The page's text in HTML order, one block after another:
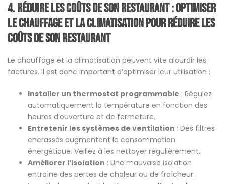
4. réduire les coûts de son restaurant :Optimiser
le chauffage et la climatisation pour réduire les
coûts de son restaurant
Le chauffage et la climatisation peuvent vite alourdir les
factures. Il est donc important d’optimiser leur utilisation :
Installer un thermostat programmable : Régulez
automatiquement la température en fonction des
heures d’ouverture et de fermeture.
Entretenir les systèmes de ventilation : Des filtres
encrassés augmentent la consommation
énergétique. Veillez à les nettoyer régulièrement.
Améliorer l’isolation : Une mauvaise isolation
entraîne des pertes de chaleur ou de fraîcheur.